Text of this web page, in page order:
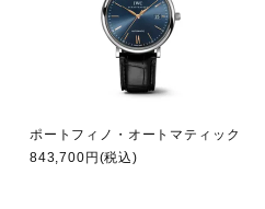
ポートフィノ・オートマティック
843,700円(税込)